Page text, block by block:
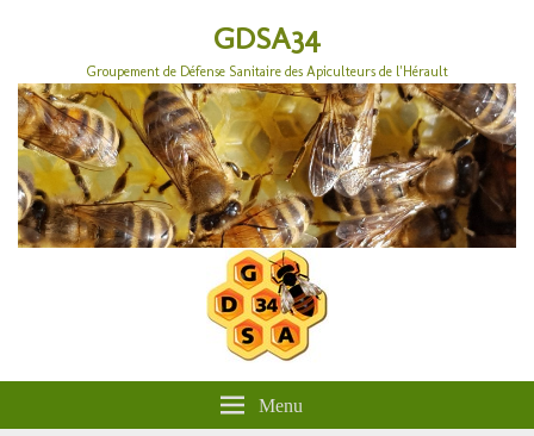
GDSA34
Groupement de Défense Sanitaire des Apiculteurs de l'Hérault
Menu